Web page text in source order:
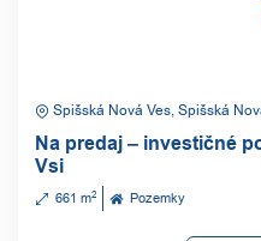
Spišská Nová Ves, Spišská
Na predaj – investičné
Vsi
661 m2 Pozemky